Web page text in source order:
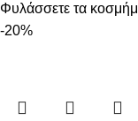
Φυλάσσετε τα
-20%